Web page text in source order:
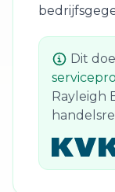
Dit
Rayleigh